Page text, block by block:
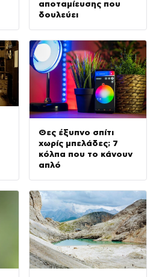
αποταμίευσης που
δουλεύει
Θες έξυπνο σπίτι
χωρίς μπελάδες; 7
κόλπα που το κάνουν
απλό